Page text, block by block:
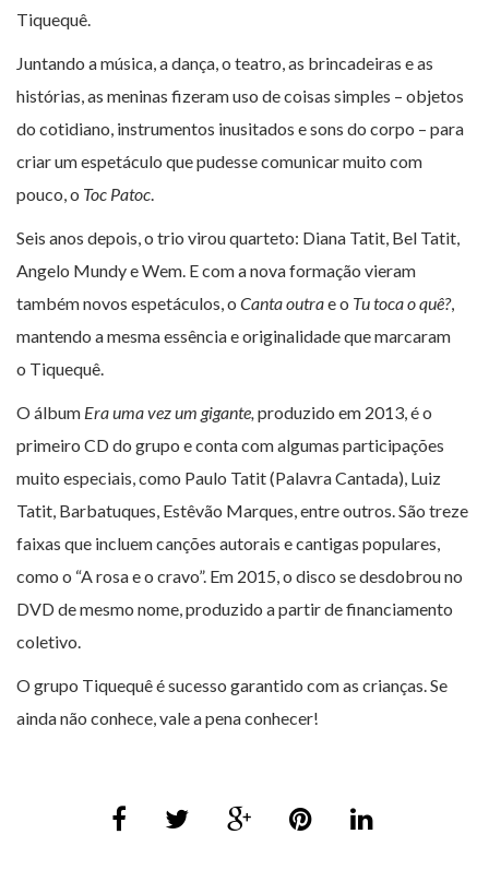
Tiquequê.
Juntando a música, a dança, o teatro, as brincadeiras e as
histórias, as meninas fizeram uso de coisas simples – objetos
do cotidiano, instrumentos inusitados e sons do corpo – para
criar um espetáculo que pudesse comunicar muito com
pouco, o Toc Patoc.
Seis anos depois, o trio virou quarteto: Diana Tatit, Bel Tatit,
Angelo Mundy e Wem. E com a nova formação vieram
também novos espetáculos, o Canta outrae o Tu toca o quê?,
mantendo a mesma essência e originalidade que marcaram
o Tiquequê.
O álbum Era uma vez um gigante, produzido em 2013, é o
primeiro CD do grupo e conta com algumas participações
muito especiais, como Paulo Tatit (Palavra Cantada), Luiz
Tatit, Barbatuques, Estêvão Marques, entre outros. São treze
faixas que incluem canções autorais e cantigas populares,
como o “A rosa e o cravo”. Em 2015, o disco se desdobrou no
DVD de mesmo nome, produzido a partir de financiamento
coletivo.
O grupo Tiquequê é sucesso garantido com as crianças. Se
ainda não conhece, vale a pena conhecer!